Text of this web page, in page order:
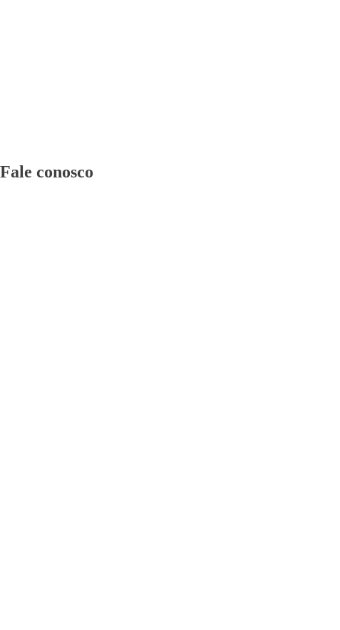
Fale conosco